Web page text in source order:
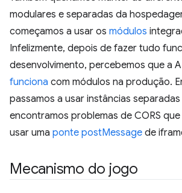
modulares e separadas da
começamos a usar os módulos
Infelizmente, depois de fazer tudo
desenvolvimento, percebemos que a
funciona com módulos na produção.
passamos a usar instâncias
encontramos problemas de CORS
usar uma ponte postMessage de
Mecanismo do jogo